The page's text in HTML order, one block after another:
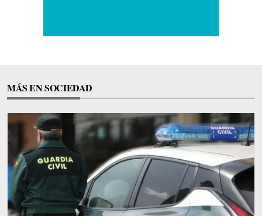
MÁS EN SOCIEDAD